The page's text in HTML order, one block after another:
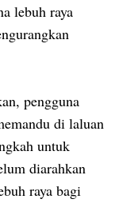
lebuh raya
pengguna
di laluan
untuk
diarahkan
raya bagi